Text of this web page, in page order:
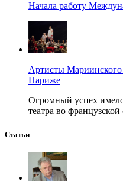
Начала работу
Артисты Мариинского
Париже
Огромный успех
театра во
Статьи